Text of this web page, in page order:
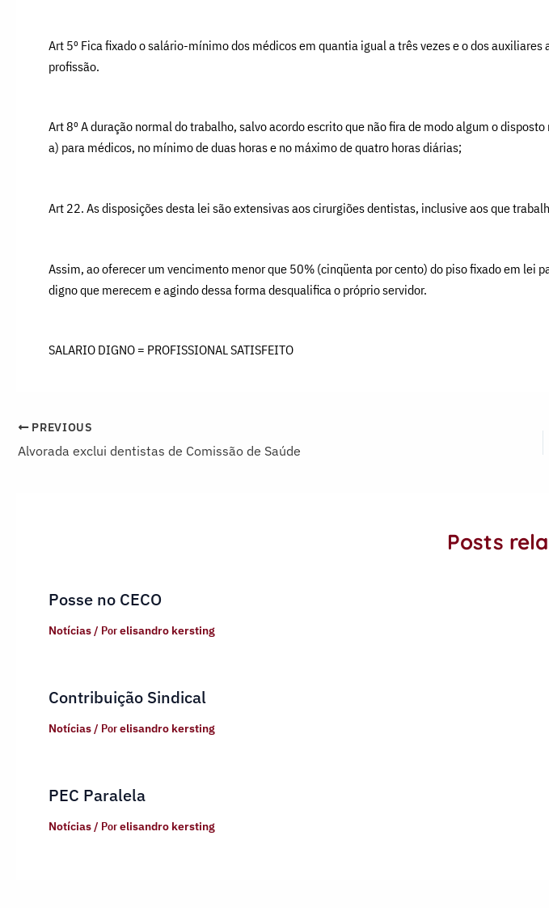
Art 5º Fica fixado o salário-mínimo dos médicos em quantia igual a três vezes e o dos
profissão.
Art 8º A duração normal do trabalho, salvo acordo escrito que não fira de modo algum o
a) para médicos, no mínimo de duas horas e no máximo de quatro horas diárias;
Art 22. As disposições desta lei são extensivas aos cirurgiões dentistas, inclusive aos que
Assim, ao oferecer um vencimento menor que 50% (cinqüenta por cento) do piso fixado em
digno que merecem e agindo dessa forma desqualifica o próprio servidor.
SALARIO DIGNO = PROFISSIONAL SATISFEITO
PREVIOUS
Alvorada exclui dentistas de Comissão de Saúde
Posts
Posse no CECO
Notícias/ Porelisandro kersting
Contribuição Sindical
Notícias/ Porelisandro kersting
PEC Paralela
Notícias/ Porelisandro kersting